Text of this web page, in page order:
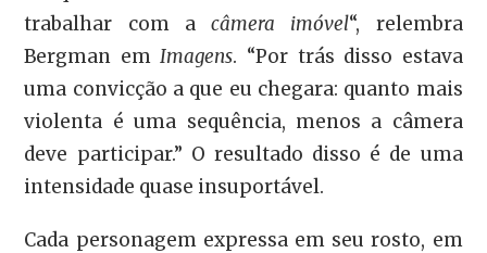
trabalhar com acâmera imóvel“, relembra
Bergman emImagens. “Por trás disso estava
uma convicção a que eu chegara: quanto mais
violenta é uma sequência, menos a câmera
deve participar.” O resultado disso é de uma
intensidade quase insuportável.
Cada personagem expressa em seu rosto, em